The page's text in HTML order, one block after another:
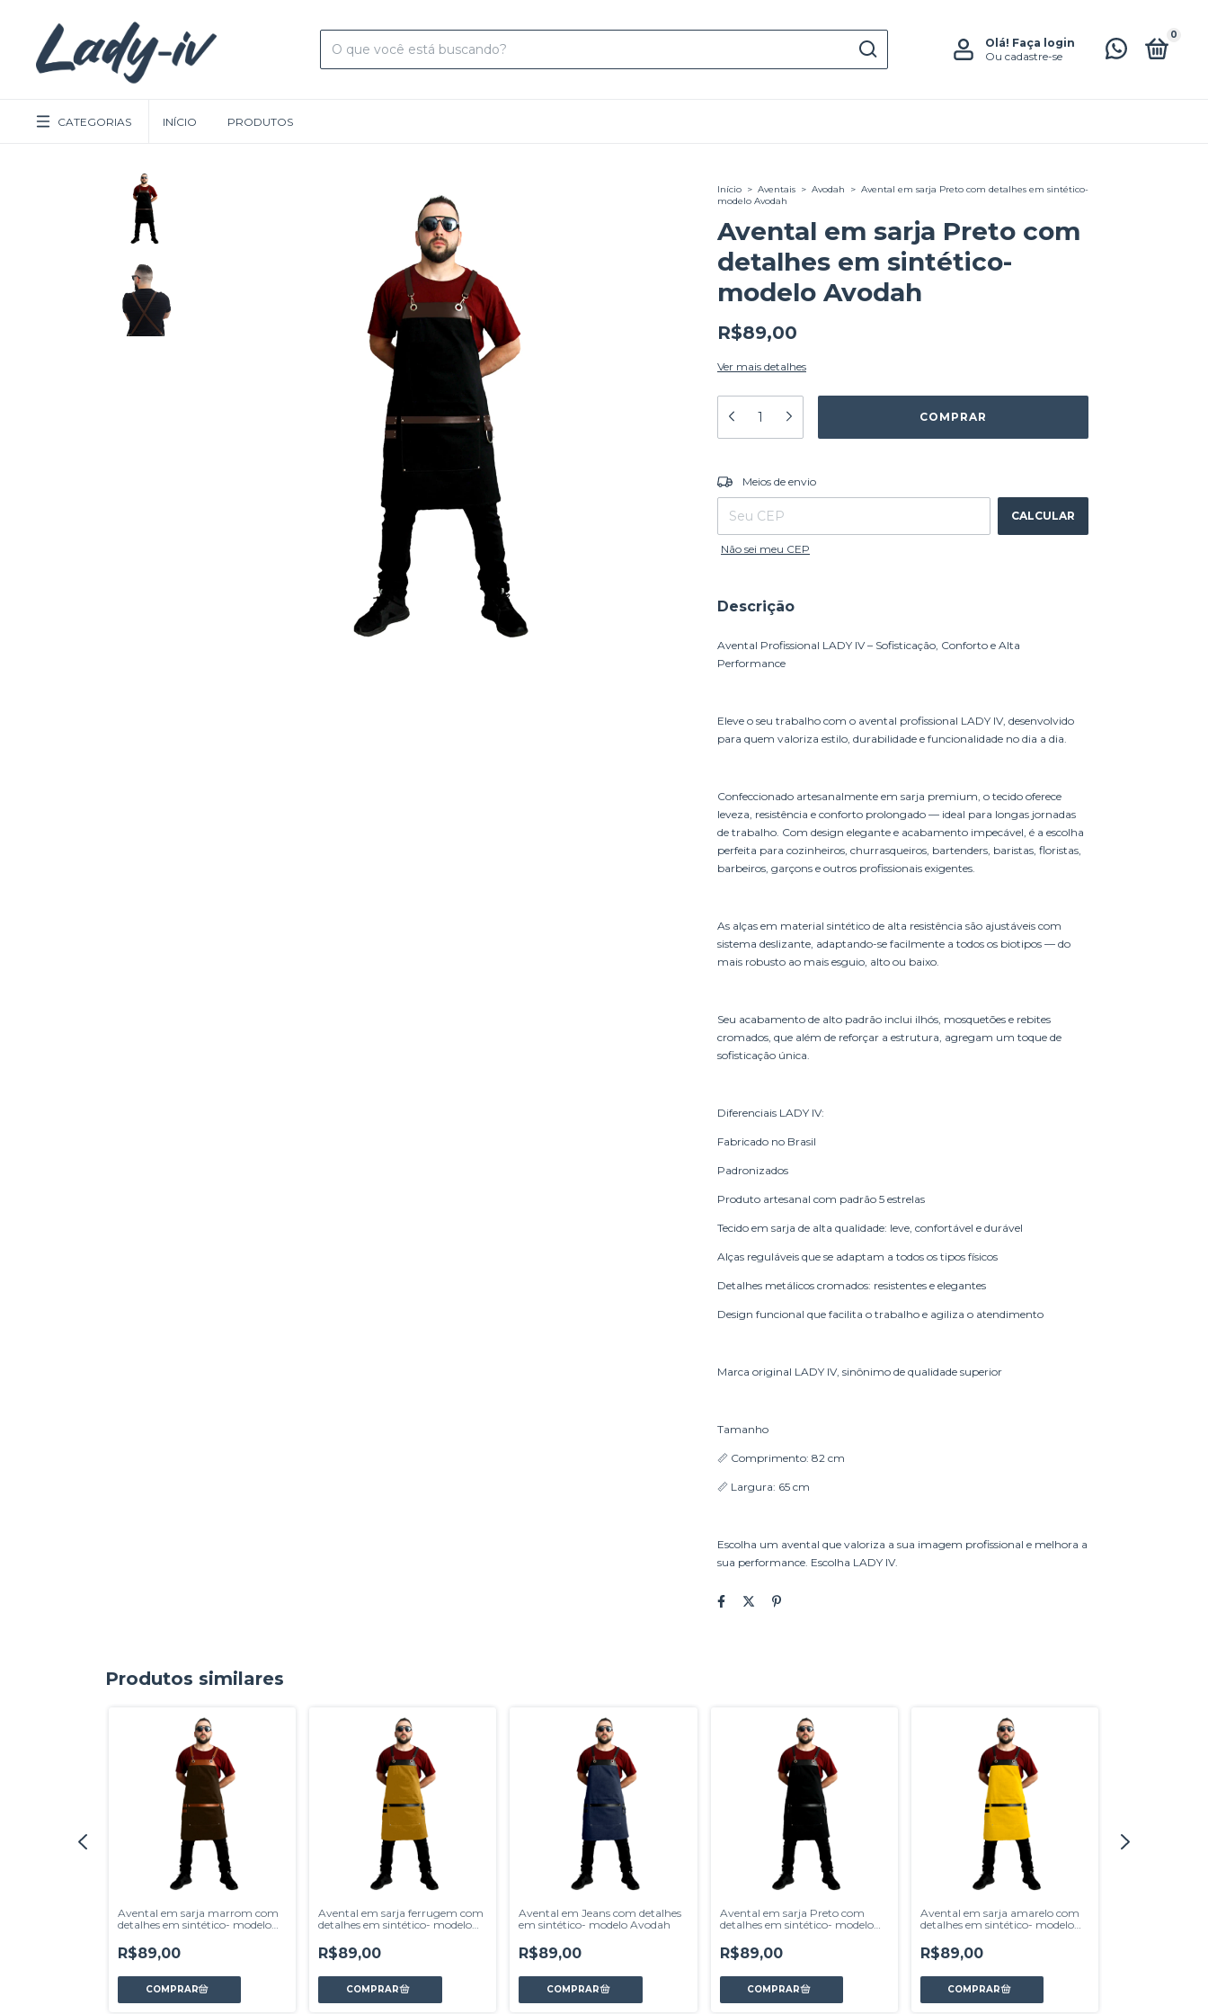
Olá! Faça login
Ou cadastre-se
0
CATEGORIAS INÍCIO PRODUTOS
Início > Aventais > Avodah > Avental em sarja Preto com detalhes em sintético-
modelo Avodah
Avental em sarja Preto com
detalhes em sintético-
modelo Avodah
R$89,00
Ver mais detalhes
Entregas para o CEP:
Meios de envio
CALCULAR
Não sei meu CEP
Descrição
Avental Profissional LADY IV – Sofisticação, Conforto e Alta
Performance
Eleve o seu trabalho com o avental profissional LADY IV, desenvolvido
para quem valoriza estilo, durabilidade e funcionalidade no dia a dia.
Confeccionado artesanalmente em sarja premium, o tecido oferece
leveza, resistência e conforto prolongado — ideal para longas jornadas
de trabalho. Com design elegante e acabamento impecável, é a escolha
perfeita para cozinheiros, churrasqueiros, bartenders, baristas, floristas,
barbeiros, garçons e outros profissionais exigentes.
As alças em material sintético de alta resistência são ajustáveis com
sistema deslizante, adaptando-se facilmente a todos os biotipos — do
mais robusto ao mais esguio, alto ou baixo.
Seu acabamento de alto padrão inclui ilhós, mosquetões e rebites
cromados, que além de reforçar a estrutura, agregam um toque de
sofisticação única.
Diferenciais LADY IV:
Fabricado no Brasil
Padronizados
Produto artesanal com padrão 5 estrelas
Tecido em sarja de alta qualidade: leve, confortável e durável
Alças reguláveis que se adaptam a todos os tipos físicos
Detalhes metálicos cromados: resistentes e elegantes
Design funcional que facilita o trabalho e agiliza o atendimento
Marca original LADY IV, sinônimo de qualidade superior
Tamanho
📏 Comprimento: 82 cm
📏 Largura: 65 cm
Escolha um avental que valoriza a sua imagem profissional e melhora a
sua performance. Escolha LADY IV.
Produtos similares
Avental em sarja marrom com
detalhes em sintético- modelo
R$89,00
Avental em sarja ferrugem com
detalhes em sintético- modelo
R$89,00
Avental em Jeans com detalhes
em sintético- modelo Avodah
R$89,00
Avental em sarja Preto com
detalhes em sintético- modelo
R$89,00
Avental em sarja amarelo com
detalhes em sintético- modelo
R$89,00